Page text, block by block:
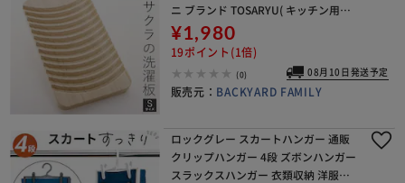
ニ ブランド TOSARYU( キッチン用品
洗濯物 結婚祝い プレゼント 母の日 ギ
フト サクラ 天然木 日本製
¥1,980
19ポイント(1倍)
(0) 08月10日発送予定
販売元： BACKYARD FAMILY
ロックグレー スカートハンガー 通販
クリップハンガー 4段 ズボンハンガー
スラックスハンガー 衣類収納 洋服ハ